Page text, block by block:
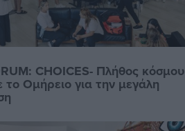
CHOICES- Πλήθος κόσμου
το Ομήρειο για την μεγάλη